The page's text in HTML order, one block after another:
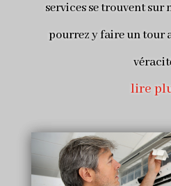
services se trouvent sur
pourrez y faire un tour
lire